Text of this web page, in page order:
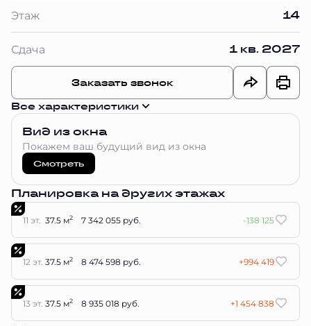
Этаж 14
Сдача 1 кв. 2027
Заказать звонок
Все характеристики
Вид из окна
Покажем ваш будущий вид из окна
Смотреть
Планировка на других этажах
11 эт. 37.5 м2 7 342 055 руб. -138 125
12 эт. 37.5 м2 8 474 598 руб. +994 419
13 эт. 37.5 м2 8 935 018 руб. +1 454 838